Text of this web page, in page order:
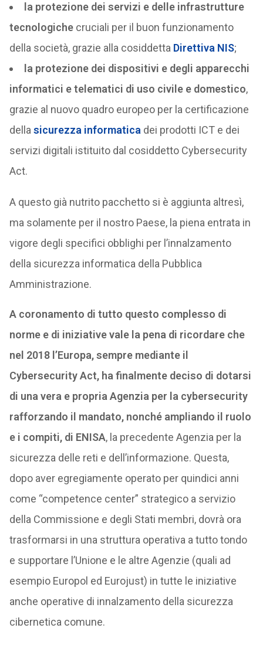
la protezione dei servizi e delle infrastrutture
tecnologichecruciali per il buon funzionamento
della società, grazie alla cosiddetta Direttiva NIS;
la protezione dei dispositivi e degli apparecchi
informatici e telematici di uso civile e domestico,
grazie al nuovo quadro europeo per la certificazione
della sicurezza informatica dei prodotti ICT e dei
servizi digitali istituito dal cosiddetto Cybersecurity
Act.
A questo già nutrito pacchetto si è aggiunta altresì,
ma solamente per il nostro Paese, la piena entrata in
vigore degli specifici obblighi per l’innalzamento
della sicurezza informatica della Pubblica
Amministrazione.
A coronamento di tutto questo complesso di
norme e di iniziative vale la pena di ricordare che
nel 2018 l’Europa, sempre mediante il
Cybersecurity Act, ha finalmente deciso di dotarsi
di una vera e propria Agenzia per la cybersecurity
rafforzando il mandato, nonché ampliando il ruolo
e i compiti, di ENISA, la precedente Agenzia per la
sicurezza delle reti e dell’informazione. Questa,
dopo aver egregiamente operato per quindici anni
come “competence center” strategico a servizio
della Commissione e degli Stati membri, dovrà ora
trasformarsi in una struttura operativa a tutto tondo
e supportare l’Unione e le altre Agenzie (quali ad
esempio Europol ed Eurojust) in tutte le iniziative
anche operative di innalzamento della sicurezza
cibernetica comune.